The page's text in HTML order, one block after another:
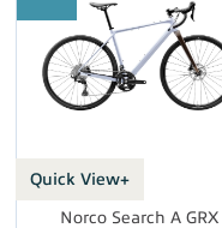
Quick View+
Norco Search A GRX